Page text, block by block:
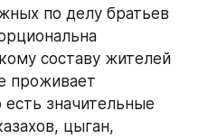
по делу братьев
составу жителей
проживает
значительные
цыган,